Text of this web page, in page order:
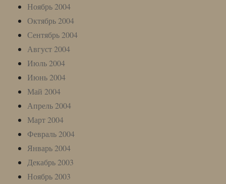
Ноябрь 2004
Октябрь 2004
Сентябрь 2004
Август 2004
Июль 2004
Июнь 2004
Май 2004
Апрель 2004
Март 2004
Февраль 2004
Январь 2004
Декабрь 2003
Ноябрь 2003